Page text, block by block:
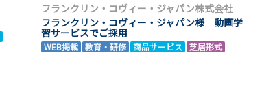
フランクリン・コヴィー・ジャパン株式会社
フランクリン・コヴィー・ジャパン様 動画学
習サービスでご採用
WEB掲載 教育・研修 商品サービス 芝居形式